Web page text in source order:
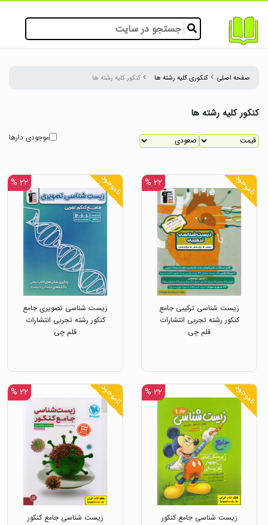
صفحه اصلی کنکوری کلیه رشته ها کنکور کلیه رشته ها
کنکور کلیه رشته ها
موجودی دارها
ناموجود ۲۲ %
زیست شناسی ترکیبی جامع
کنکور رشته تجربی انتشارات
قلم چی
ناموجود ۲۲ %
زیست شناسی تصویری جامع
کنکور رشته تجربی انتشارات
قلم چی
ناموجود ۲۲ %
زیست شناسی جامع کنکور
ناموجود ۲۲ %
زیست شناسی جامع کنکور